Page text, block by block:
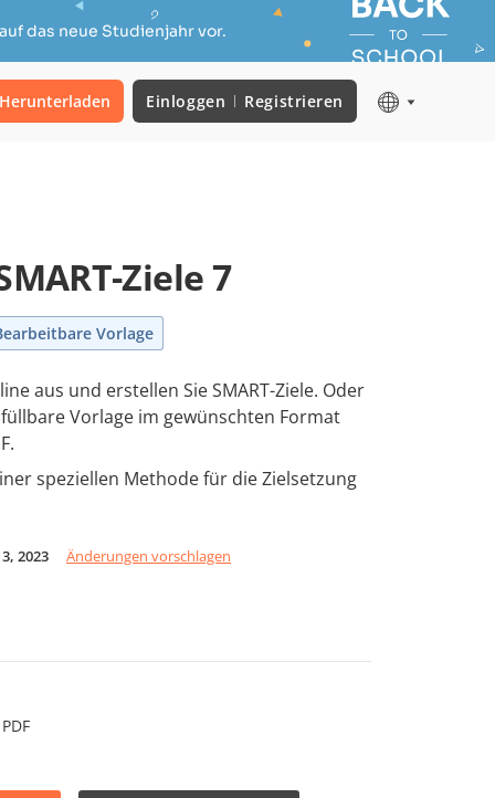
das neue Studienjahr vor.
Herunterladen Einloggen Registrieren
Ziele 7
Vorlage
aus und erstellen Sie SMART-Ziele. Oder
Vorlage im gewünschten Format
speziellen Methode für die Zielsetzung
2023 Änderungen vorschlagen
PDF